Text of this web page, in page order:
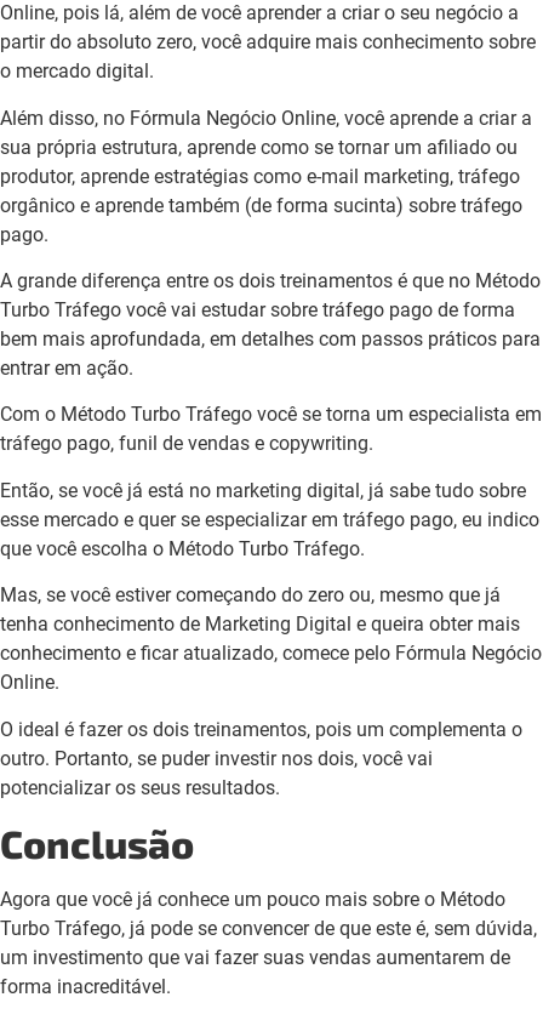
Online, pois lá, além de você aprender a criar o seu negócio a
partir do absoluto zero, você adquire mais conhecimento sobre
o mercado digital.
Além disso, no Fórmula Negócio Online, você aprende a criar a
sua própria estrutura, aprende como se tornar um afiliado ou
produtor, aprende estratégias como e-mail marketing, tráfego
orgânico e aprende também (de forma sucinta) sobre tráfego
pago.
A grande diferença entre os dois treinamentos é que no Método
Turbo Tráfego você vai estudar sobre tráfego pago de forma
bem mais aprofundada, em detalhes com passos práticos para
entrar em ação.
Com o Método Turbo Tráfego você se torna um especialista em
tráfego pago, funil de vendas e copywriting.
Então, se você já está no marketing digital, já sabe tudo sobre
esse mercado e quer se especializar em tráfego pago, eu indico
que você escolha o Método Turbo Tráfego.
Mas, se você estiver começando do zero ou, mesmo que já
tenha conhecimento de Marketing Digital e queira obter mais
conhecimento e ficar atualizado, comece pelo Fórmula Negócio
Online.
O ideal é fazer os dois treinamentos, pois um complementa o
outro. Portanto, se puder investir nos dois, você vai
potencializar os seus resultados.
Conclusão
Agora que você já conhece um pouco mais sobre o Método
Turbo Tráfego, já pode se convencer de que este é, sem dúvida,
um investimento que vai fazer suas vendas aumentarem de
forma inacreditável.